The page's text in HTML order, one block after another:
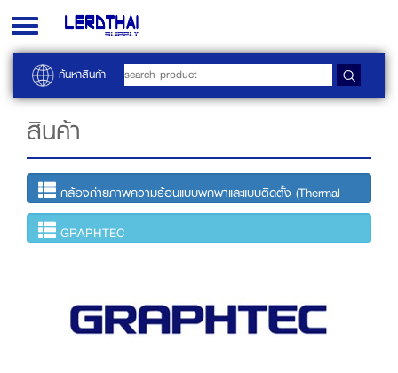
Toggle
navigation
ค้นหาสินค้า
สินค้า
กล้องถ่ายภาพความร้อนแบบพกพาและแบบติดตั้ง (Thermal
Imaging)
GRAPHTEC